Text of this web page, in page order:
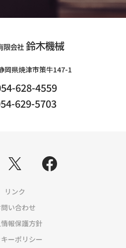
岡県焼津市策牛147-1
628-4559
629-5703
リンク
い合わせ
報保護方針
ーポリシー